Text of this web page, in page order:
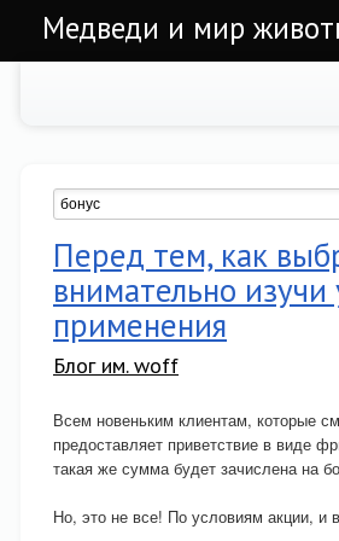
Медведи и мир
Перед тем, как
внимательно изучи
применения
Блог им. woff
Всем новеньким клиентам, которые
предоставляет приветствие в виде
такая же сумма будет зачислена на
Но, это не все! По условиям акции, и